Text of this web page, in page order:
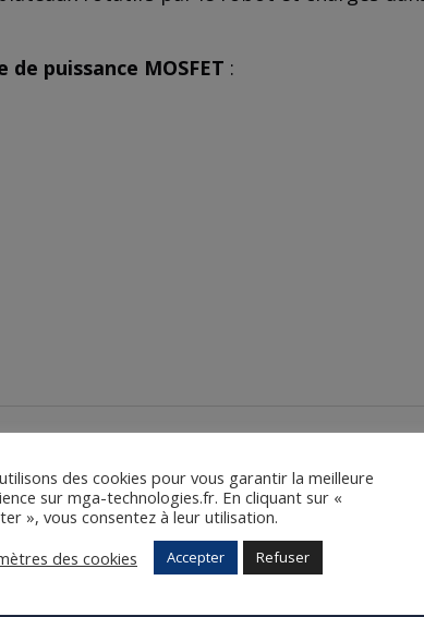
puissance MOSFET :
avez un besoin similaire
des cookies pour vous garantir la meilleure
sur mga-technologies.fr. En cliquant sur «
», vous consentez à leur utilisation.
des cookies
Accepter Refuser